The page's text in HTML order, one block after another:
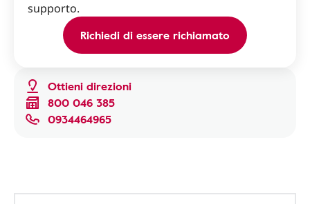
Ottieni direzioni
800 046 385
0934464965
supporto.
Richiedi di essere richiamato